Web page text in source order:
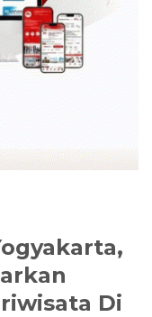
Di